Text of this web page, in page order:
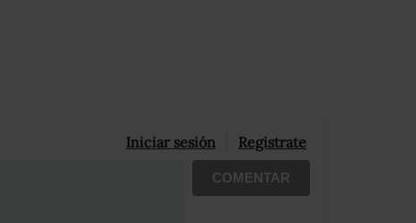
Iniciar sesión Registrate
COMENTAR